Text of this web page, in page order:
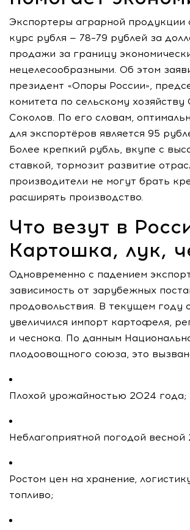
Экспортеры аграрной продукции
курс рубля — 78–79 рублей за
продажи за границу
нецелесообразными. Об этом
президент «Опоры России»,
комитета по сельскому хозяйству
Соколов. По его словам,
для экспортёров является 95
Более крепкий рубль, вкупе с
ставкой, тормозит развитие
производители не могут брать
расширять производство.
Что везут в
Картошка, лук,
Одновременно с падением
зависимость от зарубежных
продовольствия. В текущем году
увеличился импорт картофеля,
и чеснока. По данным
плодоовощного союза, это
Плохой урожайностью 2024 года;
Неблагоприятной погодой весной
Ростом цен на хранение,
топливо;